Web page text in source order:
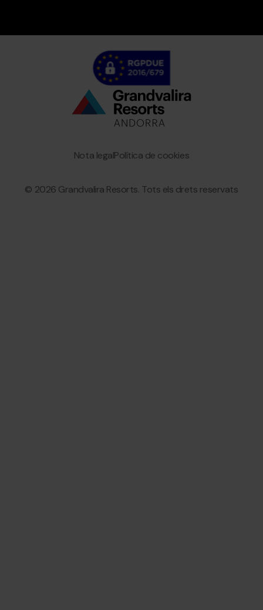
© 2026 Grandvalira Resorts. Tots els drets reservats
GranvaliraPolítica de cookies
Nota legal